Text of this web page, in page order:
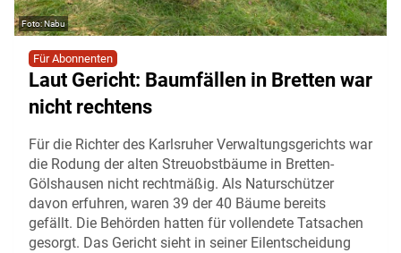
Nabu
Für Abonnenten
Laut Gericht: Baumfällen in Bretten war
nicht rechtens
Für die Richter des Karlsruher Verwaltungsgerichts war
die Rodung der alten Streuobstbäume in Bretten-
Gölshausen nicht rechtmäßig. Als Naturschützer
davon erfuhren, waren 39 der 40 Bäume bereits
gefällt. Die Behörden hatten für vollendete Tatsachen
gesorgt. Das Gericht sieht in seiner Eilentscheidung